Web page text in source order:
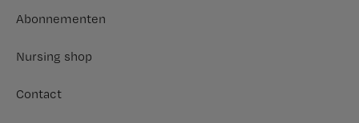
Abonnementen
Nursing shop
Contact